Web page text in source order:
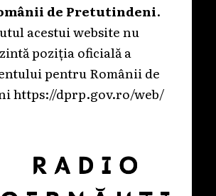
de Pretutindeni.
acestui website nu
poziția oficială a
pentru Românii de
https://dprp.gov.ro/web/